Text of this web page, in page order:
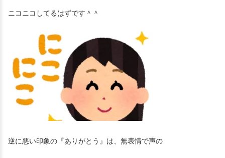
ニコニコしてるはずです＾＾
逆に悪い印象の『ありがとう』は、無表情で声の